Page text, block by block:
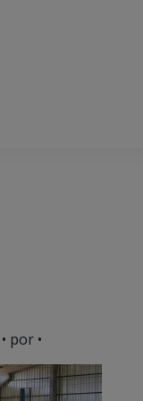
• por •